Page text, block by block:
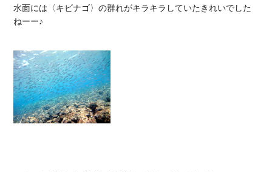
水面には〈キビナゴ〉の群れがキラキラしていたきれいでした
ねーー♪